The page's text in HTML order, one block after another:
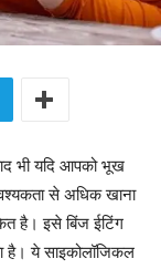
भी यदि आपको भूख
से अधिक खाना
है। इसे बिंज ईटिंग
ये साइकोलॉजिकल